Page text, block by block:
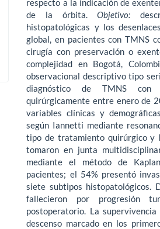
respecto a la indicación de
de la órbita.Objetivo:
histopatológicas y los
global, en pacientes con TMNS
cirugía con preservación o
complejidad en Bogotá,
observacional descriptivo tipo
diagnóstico de TMNS con
quirúrgicamente entre enero de
variables clínicas y
según Iannetti mediante
tipo de tratamiento quirúrgico y
tomaron en junta
mediante el método de
pacientes; el 54% presentó
siete subtipos histopatológicos.
fallecieron por progresión
postoperatorio. La
descenso marcado en los